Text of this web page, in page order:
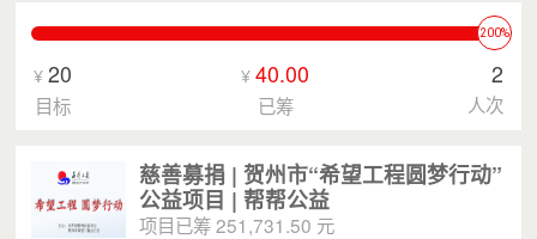
200%
¥20
目标
¥40.00
已筹
2
人次
慈善募捐 | 贺州市“希望工程圆梦行动”
公益项目 | 帮帮公益
项目已筹 251,731.50 元